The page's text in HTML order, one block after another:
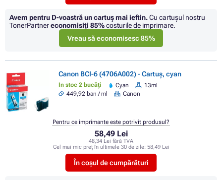
Avem pentru D-voastră un cartuș mai ieftin.Cu cartuşul nostru
TonerPartnereconomisiţi 85%costurile de imprimare.
Vreau să economisesc 85%
Canon BCI-6 (4706A002) - Cartuș, cyan
In stoc 2 bucăți Cyan
13ml
449,92 ban / ml
Canon
58,49 Lei
48,34 Lei fără TVA
Cel mai mic preț în ultimele 30 de zile: 58,49 Lei
În coșul de cumpărături
Pentru ce imprimante este potrivit produsul?